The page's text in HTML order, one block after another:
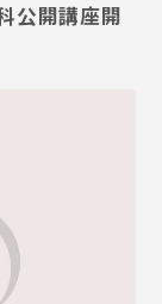
公開講座開